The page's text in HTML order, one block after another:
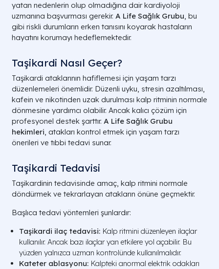
yatan nedenlerin olup olmadığına dair kardiyoloji
uzmanına başvurması gerekir. A Life Sağlık Grubu, bu
gibi riskli durumların erken tanısını koyarak hastaların
hayatını korumayı hedeflemektedir.
Taşikardi Nasıl Geçer?
Taşikardi ataklarının hafiflemesi için yaşam tarzı
düzenlemeleri önemlidir. Düzenli uyku, stresin azaltılması,
kafein ve nikotinden uzak durulması kalp ritminin normale
dönmesine yardımcı olabilir. Ancak kalıcı çözüm için
profesyonel destek şarttır. A Life Sağlık Grubu
hekimleri, atakları kontrol etmek için yaşam tarzı
önerileri ve tıbbi tedavi sunar.
Taşikardi Tedavisi
Taşikardinin tedavisinde amaç, kalp ritmini normale
döndürmek ve tekrarlayan atakların önüne geçmektir.
Başlıca tedavi yöntemleri şunlardır:
Taşikardi ilaç tedavisi: Kalp ritmini düzenleyen ilaçlar
kullanılır. Ancak bazı ilaçlar yan etkilere yol açabilir. Bu
yüzden yalnızca uzman kontrolünde kullanılmalıdır.
Kateter ablasyonu: Kalpteki anormal elektrik odakları